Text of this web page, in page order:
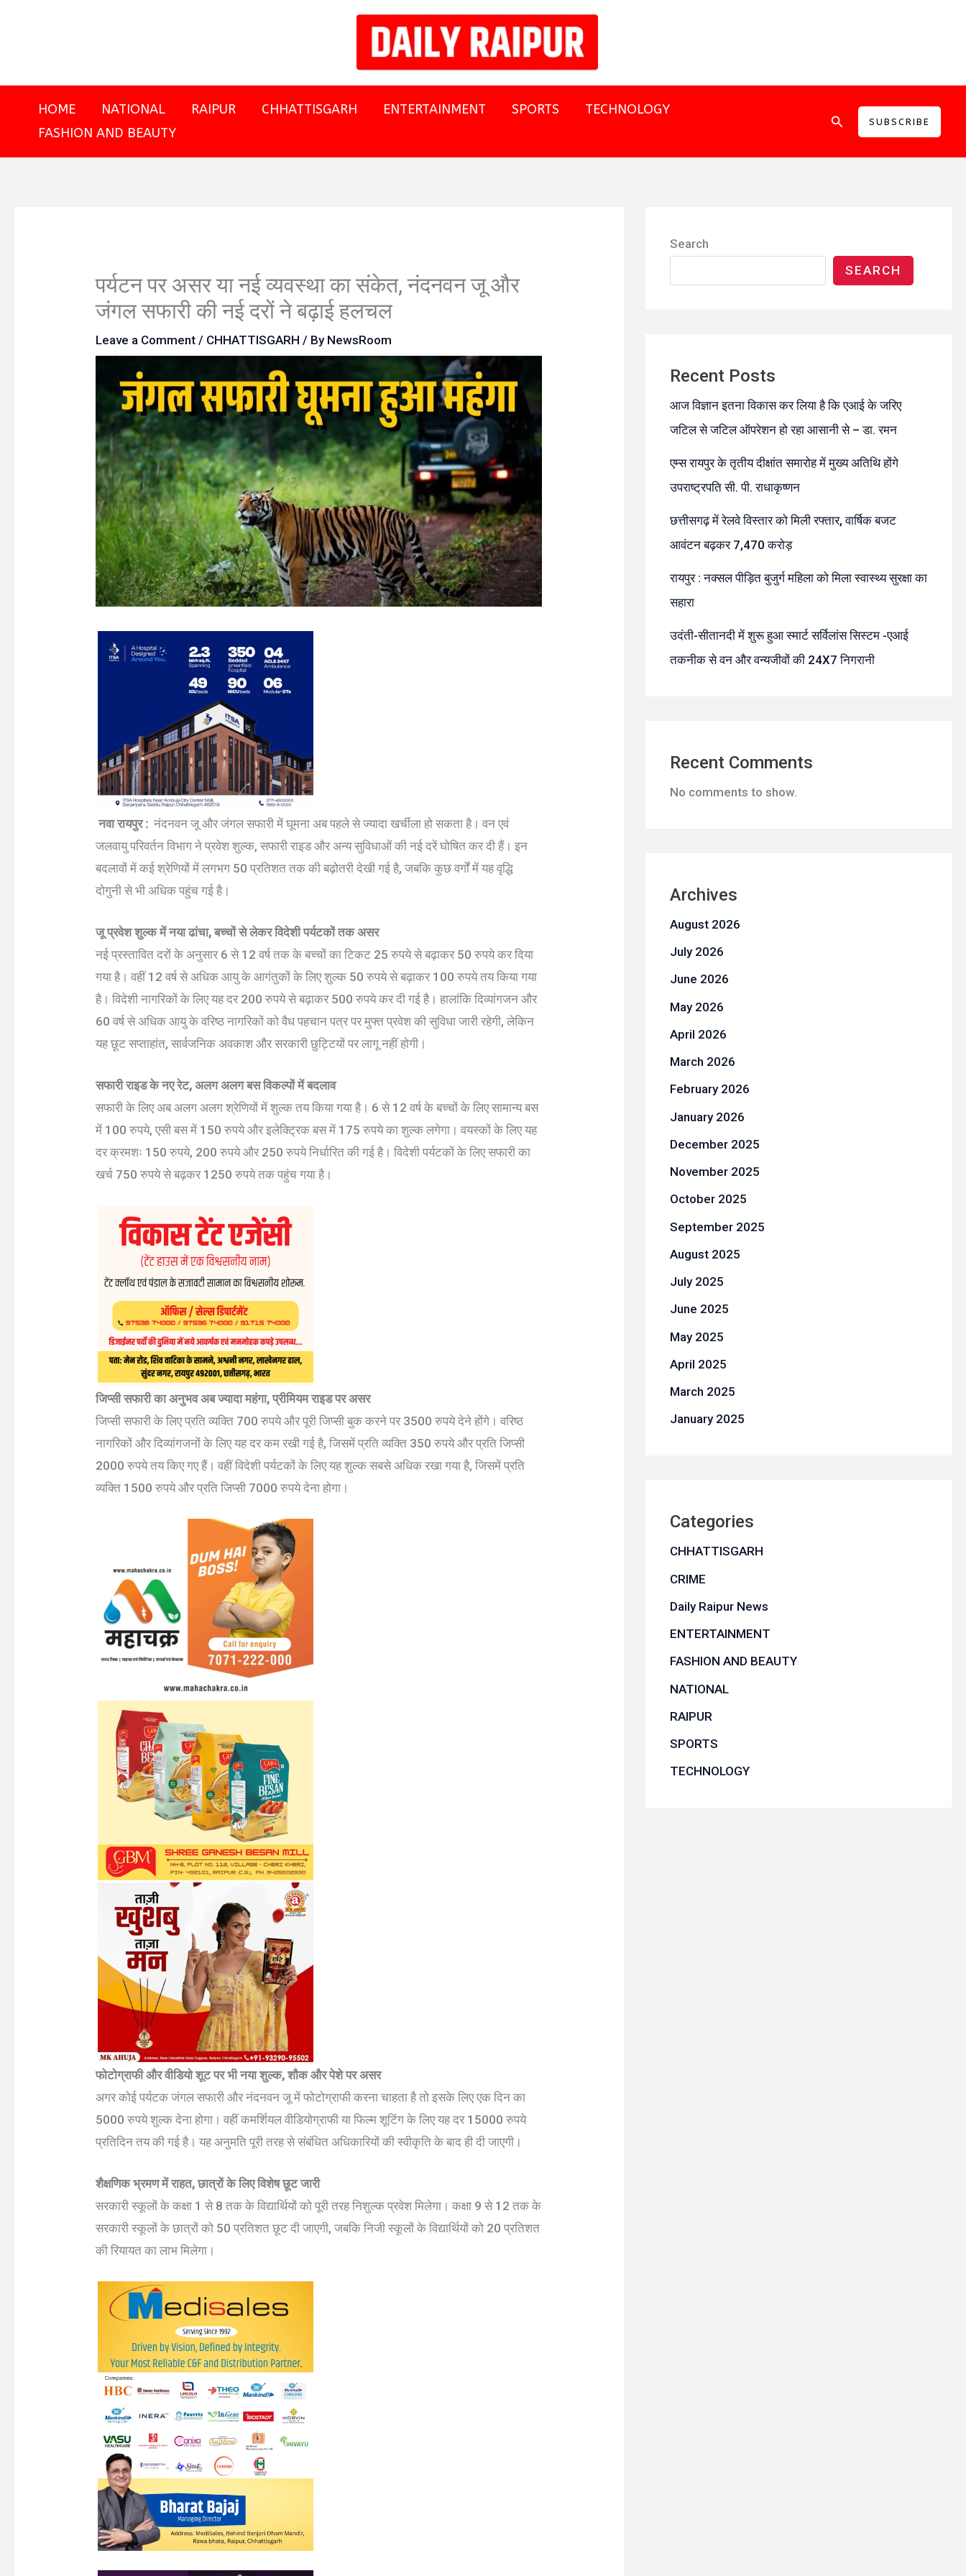
HOME NATIONAL RAIPUR CHHATTISGARH ENTERTAINMENT SPORTS
TECHNOLOGY
FASHION AND BEAUTY
SearchSUBSCRIBE
पर्यटन पर असर या नई व्यवस्था का संकेत, नंदनवन जू और
जंगल सफारी की नई दरों ने बढ़ाई हलचल
Leave a Comment / CHHATTISGARH / By NewsRoom
नवा रायपुर :नंदनवन जू और जंगल सफारी में घूमना अब पहले से ज्यादा खर्चीला हो सकता है। वन एवं
जलवायु परिवर्तन विभाग ने प्रवेश शुल्क, सफारी राइड और अन्य सुविधाओं की नई दरें घोषित कर दी हैं। इन
बदलावों में कई श्रेणियों में लगभग 50 प्रतिशत तक की बढ़ोतरी देखी गई है, जबकि कुछ वर्गों में यह वृद्धि
दोगुनी से भी अधिक पहुंच गई है।
जू प्रवेश शुल्क में नया ढांचा, बच्चों से लेकर विदेशी पर्यटकों तक असर
नई प्रस्तावित दरों के अनुसार 6 से 12 वर्ष तक के बच्चों का टिकट 25 रुपये से बढ़ाकर 50 रुपये कर दिया
गया है। वहीं 12 वर्ष से अधिक आयु के आगंतुकों के लिए शुल्क 50 रुपये से बढ़ाकर 100 रुपये तय किया गया
है। विदेशी नागरिकों के लिए यह दर 200 रुपये से बढ़ाकर 500 रुपये कर दी गई है। हालांकि दिव्यांगजन और
60 वर्ष से अधिक आयु के वरिष्ठ नागरिकों को वैध पहचान पत्र पर मुफ्त प्रवेश की सुविधा जारी रहेगी, लेकिन
यह छूट सप्ताहांत, सार्वजनिक अवकाश और सरकारी छुट्टियों पर लागू नहीं होगी।
सफारी राइड के नए रेट, अलग अलग बस विकल्पों में बदलाव
सफारी के लिए अब अलग अलग श्रेणियों में शुल्क तय किया गया है। 6 से 12 वर्ष के बच्चों के लिए सामान्य बस
में 100 रुपये, एसी बस में 150 रुपये और इलेक्ट्रिक बस में 175 रुपये का शुल्क लगेगा। वयस्कों के लिए यह
दर क्रमशः 150 रुपये, 200 रुपये और 250 रुपये निर्धारित की गई है। विदेशी पर्यटकों के लिए सफारी का
खर्च 750 रुपये से बढ़कर 1250 रुपये तक पहुंच गया है।
जिप्सी सफारी का अनुभव अब ज्यादा महंगा, प्रीमियम राइड पर असर
जिप्सी सफारी के लिए प्रति व्यक्ति 700 रुपये और पूरी जिप्सी बुक करने पर 3500 रुपये देने होंगे। वरिष्ठ
नागरिकों और दिव्यांगजनों के लिए यह दर कम रखी गई है, जिसमें प्रति व्यक्ति 350 रुपये और प्रति जिप्सी
2000 रुपये तय किए गए हैं। वहीं विदेशी पर्यटकों के लिए यह शुल्क सबसे अधिक रखा गया है, जिसमें प्रति
व्यक्ति 1500 रुपये और प्रति जिप्सी 7000 रुपये देना होगा।
फोटोग्राफी और वीडियो शूट पर भी नया शुल्क, शौक और पेशे पर असर
अगर कोई पर्यटक जंगल सफारी और नंदनवन जू में फोटोग्राफी करना चाहता है तो इसके लिए एक दिन का
5000 रुपये शुल्क देना होगा। वहीं कमर्शियल वीडियोग्राफी या फिल्म शूटिंग के लिए यह दर 15000 रुपये
प्रतिदिन तय की गई है। यह अनुमति पूरी तरह से संबंधित अधिकारियों की स्वीकृति के बाद ही दी जाएगी।
शैक्षणिक भ्रमण में राहत, छात्रों के लिए विशेष छूट जारी
सरकारी स्कूलों के कक्षा 1 से 8 तक के विद्यार्थियों को पूरी तरह निशुल्क प्रवेश मिलेगा। कक्षा 9 से 12 तक के
सरकारी स्कूलों के छात्रों को 50 प्रतिशत छूट दी जाएगी, जबकि निजी स्कूलों के विद्यार्थियों को 20 प्रतिशत
की रियायत का लाभ मिलेगा।
Search
SEARCH
Recent Posts
आज विज्ञान इतना विकास कर लिया है कि एआई के जरिए
जटिल से जटिल ऑपरेशन हो रहा आसानी से – डा. रमन
एम्स रायपुर के तृतीय दीक्षांत समारोह में मुख्य अतिथि होंगे
उपराष्ट्रपति सी. पी. राधाकृष्णन
छत्तीसगढ़ में रेलवे विस्तार को मिली रफ्तार, वार्षिक बजट
आवंटन बढ़कर 7,470 करोड़
रायपुर : नक्सल पीड़ित बुजुर्ग महिला को मिला स्वास्थ्य सुरक्षा का
सहारा
उदंती-सीतानदी में शुरू हुआ स्मार्ट सर्विलांस सिस्टम -एआई
तकनीक से वन और वन्यजीवों की 24X7 निगरानी
Recent Comments
No comments to show.
Archives
August 2026
July 2026
June 2026
May 2026
April 2026
March 2026
February 2026
January 2026
December 2025
November 2025
October 2025
September 2025
August 2025
July 2025
June 2025
May 2025
April 2025
March 2025
January 2025
Categories
CHHATTISGARH
CRIME
Daily Raipur News
ENTERTAINMENT
FASHION AND BEAUTY
NATIONAL
RAIPUR
SPORTS
TECHNOLOGY